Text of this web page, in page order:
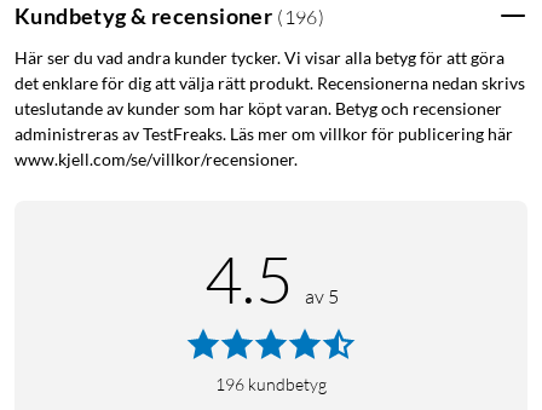
Kundbetyg & recensioner ( 196)
Här ser du vad andra kunder tycker. Vi visar alla betyg för att göra
det enklare för dig att välja rätt produkt. Recensionerna nedan skrivs
uteslutande av kunder som har köpt varan. Betyg och recensioner
administreras av TestFreaks. Läs mer om villkor för publicering här
www.kjell.com/se/villkor/recensioner.
4.5 av 5
196 kundbetyg